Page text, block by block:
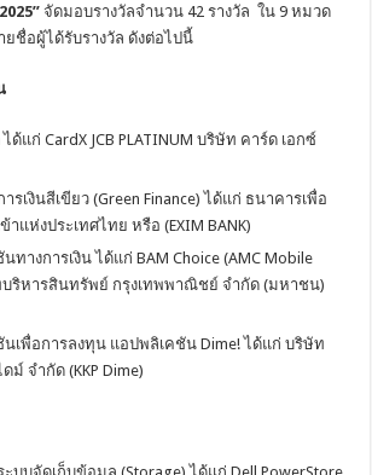
จัดมอบรางวัลจำนวน 42 รางวัล ใน 9 หมวด
ชื่อผู้ได้รับรางวัล ดังต่อไปนี้
ด้แก่ CardX JCB PLATINUM บริษัท คาร์ด เอกซ์
เงินสีเขียว (Green Finance) ได้แก่ ธนาคารเพื่อ
าแห่งประเทศไทย หรือ (EXIM BANK)
ทางการเงิน ได้แก่ BAM Choice (AMC Mobile
บริหารสินทรัพย์ กรุงเทพพาณิชย์ จำกัด (มหาชน)
เพื่อการลงทุน แอปพลิเคชัน Dime! ได้แก่ บริษัท
ม์ จำกัด (KKP Dime)